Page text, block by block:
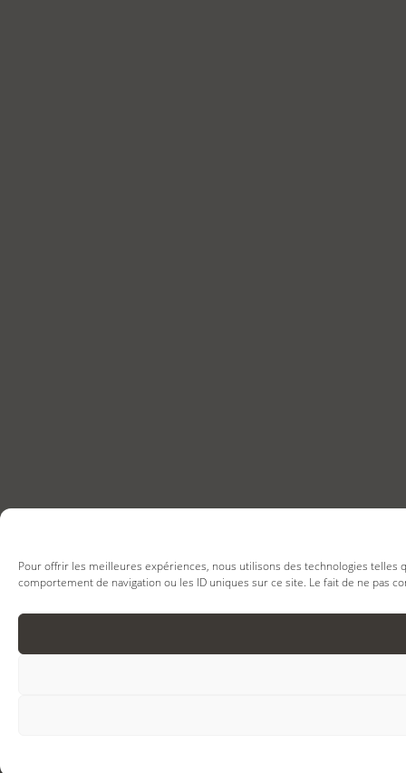
Pour offrir les meilleures expériences, nous utilisons des technologies
comportement de navigation ou les ID uniques sur ce site. Le fait de ne